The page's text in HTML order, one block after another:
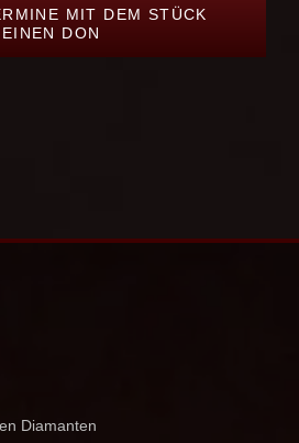
MIT DEM STÜCK
DON
Diamanten